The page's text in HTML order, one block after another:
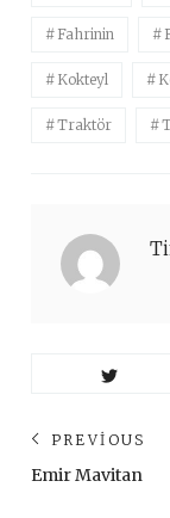
Fahrinin
Kokteyl
Traktör
Yazı
gezinmesi
PREVIOUS
Previous
Emir Mavitan